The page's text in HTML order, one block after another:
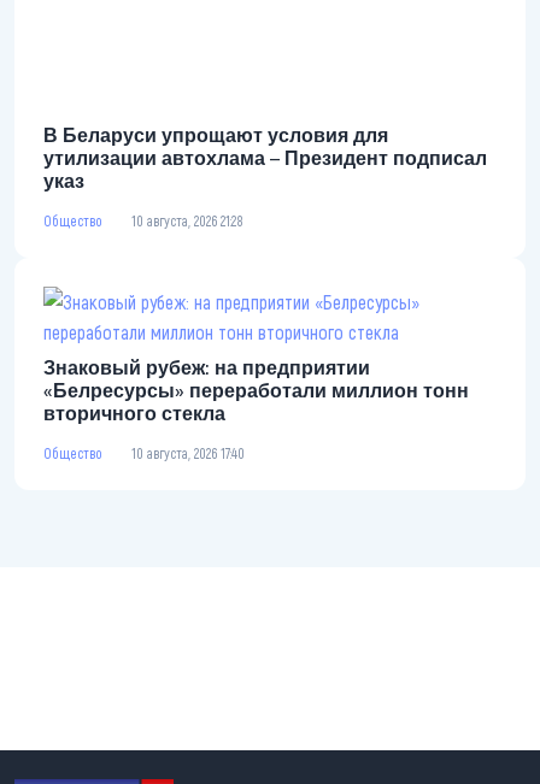
В Беларуси упрощают условия для утилизации
автохлама – Президент подписал указ
Общество
Знаковый рубеж: на предприятии
«Белресурсы» переработали миллион тонн
вторичного стекла
Общество